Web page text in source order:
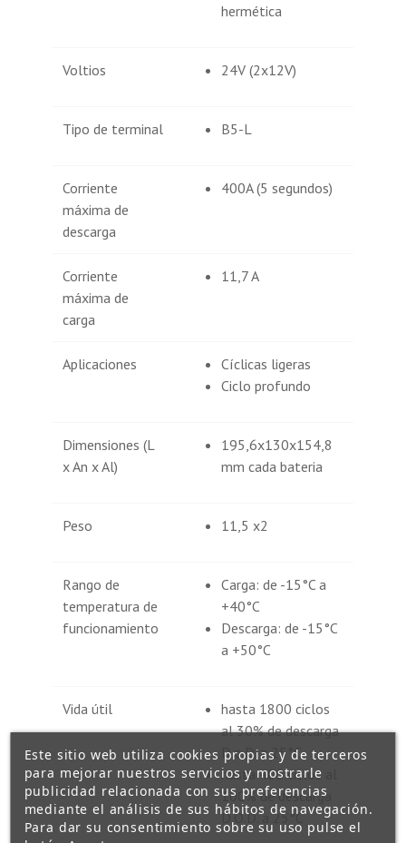
hermética
Voltios 24V (2x12V)
Tipo de terminal B5-L
Corriente
máxima de
descarga
400A (5 segundos)
Corriente
máxima de
carga
11,7 A
Aplicaciones
Cíclicas ligeras
Ciclo profundo
Dimensiones (L
x An x Al)
195,6x130x154,8
mm cada bateria
Peso 11,5 x2
Rango de
temperatura de
funcionamiento
Carga: de -15°C a
+40°C
Descarga: de -15°C
a +50°C
Vida útil
hasta 1800 ciclos
al 30% de descarga
D.o.D. a 25°C
hasta 400 ciclos al
100% de descarga
D.O.D. a 25°C
Este sitio web utiliza cookies propias y de terceros
para mejorar nuestros servicios y mostrarle
publicidad relacionada con sus preferencias
mediante el análisis de sus hábitos de navegación.
Para dar su consentimiento sobre su uso pulse el